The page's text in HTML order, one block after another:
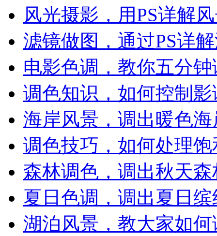
风光摄影，用PS详解
滤镜做图，通过PS详
电影色调，教你五分
调色知识，如何控制
海岸风景，调出暖色
调色技巧，如何处理
森林调色，调出秋天
夏日色调，调出夏日
湖泊风景，教大家如